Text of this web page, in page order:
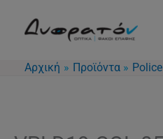
Αρχική
Προϊόντα